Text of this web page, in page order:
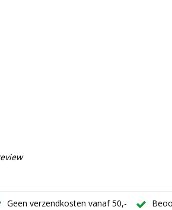
Geen verzendkosten vanaf 50,-